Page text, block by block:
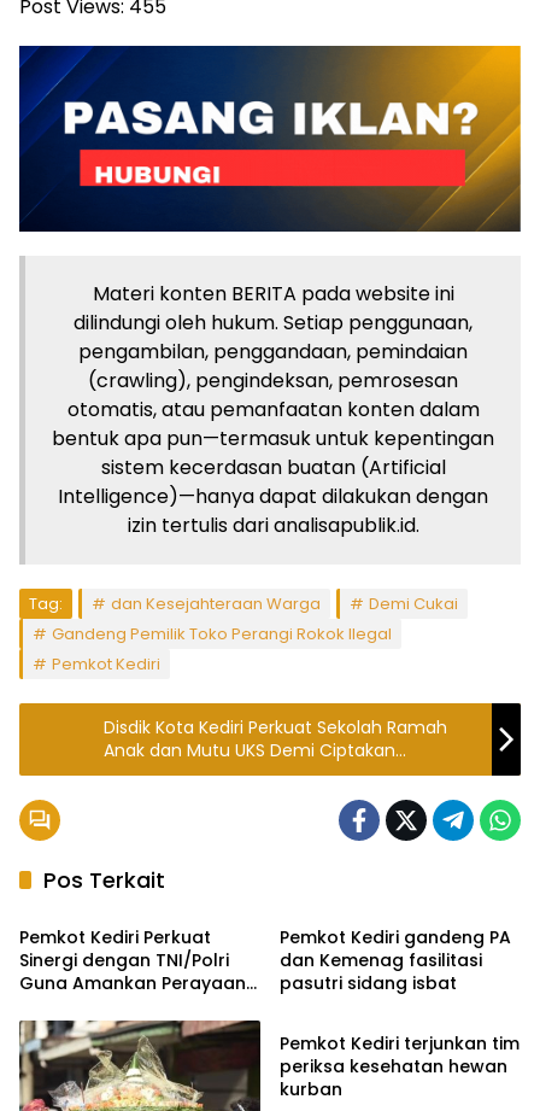
Post Views: 455
Materi konten BERITA pada website ini
dilindungi oleh hukum. Setiap penggunaan,
pengambilan, penggandaan, pemindaian
(crawling), pengindeksan, pemrosesan
otomatis, atau pemanfaatan konten dalam
bentuk apa pun—termasuk untuk kepentingan
sistem kecerdasan buatan (Artificial
Intelligence)—hanya dapat dilakukan dengan
izin tertulis dari analisapublik.id.
Tag: dan Kesejahteraan Warga
Demi Cukai
Gandeng Pemilik Toko Perangi Rokok Ilegal
Pemkot Kediri
Disdik Kota Kediri Perkuat Sekolah Ramah
Anak dan Mutu UKS Demi Ciptakan
Lingkungan Belajar yang Sehat
Pos Terkait
Ekbis
Pemkot Kediri Perkuat
Sinergi dengan TNI/Polri
Guna Amankan Perayaan
Pemkot Kediri gandeng PA
dan Kemenag fasilitasi
pasutri sidang isbat
Ekbis
Pemkot Kediri terjunkan tim
periksa kesehatan hewan
kurban